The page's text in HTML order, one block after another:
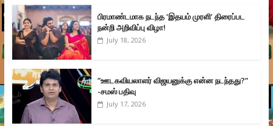
பிரமாண்டமாக நடந்த ‘இதயம் முரளி’ திரைப்பட
நன்றி அறிவிப்பு விழா!
July 18, 2026
”ஊடகவியலாளர் விஜயனுக்கு என்ன நடந்தது?”
-சமஸ் பதிவு
July 17, 2026